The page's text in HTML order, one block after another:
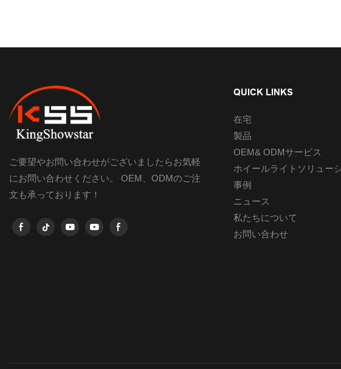
ご要望やお問い合わせがございましたらお気軽
にお問い合わせください。 OEM、ODMのご注
文も承っております！
QUICK LINKS
在宅
製品
OEM& ODMサービス
ホイールライトソリュー
事例
ニュース
私たちについて
お問い合わせ